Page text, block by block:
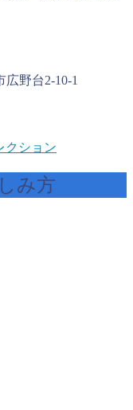
野台2‐10‐1
クション
み方